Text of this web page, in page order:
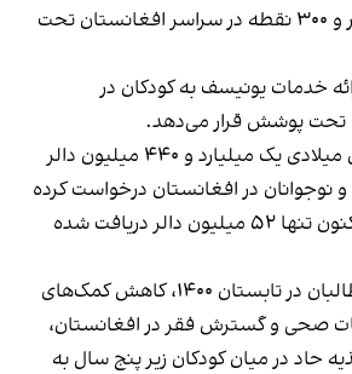
این کودکان در سه هزار و ۳۰۰ نقطه در سراسر افغانستان تحت
خدمات یونیسف به کودکان در
تحت پوشش قرار می‌دهد.
یونیسف در سال جاری میلادی یک میلیارد و ۴۴۰ میلیون دالر
و نوجوانان در افغانستان درخواست کرده
بود که از آن جمله تا اکنون تنها ۵۲ میلیون دالر دریافت شده
پس از روی کار آمدن طالبان در تابستان ۱۴۰۰، کاهش کمک‌های
صحی و گسترش فقر در افغانستان،
حاد در میان کودکان زیر پنج سال به